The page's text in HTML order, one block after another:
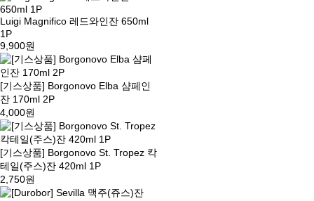
Luigi Magnifico 레드와인잔 650ml
1P
9,900원
[기스상품] Borgonovo Elba 샴페인
잔 170ml 2P
4,000원
[기스상품] Borgonovo St. Tropez 칵
테일(주스)잔 420ml 1P
2,750원